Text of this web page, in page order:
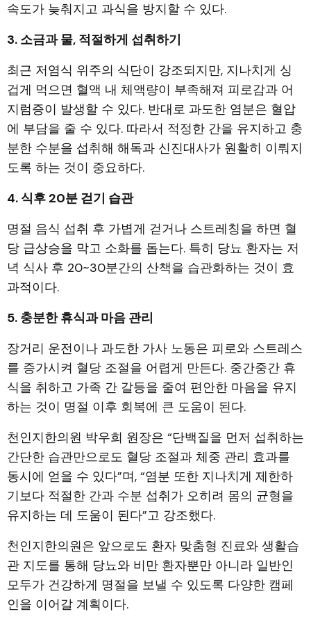
속도가 늦춰지고 과식을 방지할 수 있다.
3. 소금과 물, 적절하게 섭취하기
최근 저염식 위주의 식단이 강조되지만, 지나치게 싱
겁게 먹으면 혈액 내 체액량이 부족해져 피로감과 어
지럼증이 발생할 수 있다. 반대로 과도한 염분은 혈압
에 부담을 줄 수 있다. 따라서 적정한 간을 유지하고 충
분한 수분을 섭취해 해독과 신진대사가 원활히 이뤄지
도록 하는 것이 중요하다.
4. 식후 20분 걷기 습관
명절 음식 섭취 후 가볍게 걷거나 스트레칭을 하면 혈
당 급상승을 막고 소화를 돕는다. 특히 당뇨 환자는 저
녁 식사 후 20~30분간의 산책을 습관화하는 것이 효
과적이다.
5. 충분한 휴식과 마음 관리
장거리 운전이나 과도한 가사 노동은 피로와 스트레스
를 증가시켜 혈당 조절을 어렵게 만든다. 중간중간 휴
식을 취하고 가족 간 갈등을 줄여 편안한 마음을 유지
하는 것이 명절 이후 회복에 큰 도움이 된다.
천인지한의원 박우희 원장은 “단백질을 먼저 섭취하는
간단한 습관만으로도 혈당 조절과 체중 관리 효과를
동시에 얻을 수 있다”며, “염분 또한 지나치게 제한하
기보다 적절한 간과 수분 섭취가 오히려 몸의 균형을
유지하는 데 도움이 된다”고 강조했다.
천인지한의원은 앞으로도 환자 맞춤형 진료와 생활습
관 지도를 통해 당뇨와 비만 환자뿐만 아니라 일반인
모두가 건강하게 명절을 보낼 수 있도록 다양한 캠페
인을 이어갈 계획이다.